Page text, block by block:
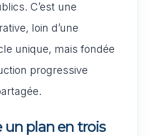
C’est une
loin d’une
unique, mais fondée
progressive
un plan en trois